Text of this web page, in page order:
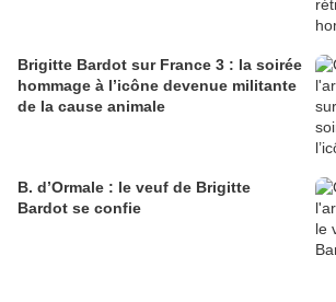
Brigitte Bardot sur France 3 : la soirée
hommage à l’icône devenue militante
de la cause animale
B. d’Ormale : le veuf de Brigitte
Bardot se confie